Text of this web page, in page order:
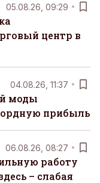
05.08.26, 09:29
центр в
04.08.26, 11:37
моды
прибыль
06.08.26, 08:27
работу
– слабая